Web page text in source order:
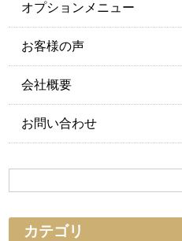
オプションメニュー
お客様の声
会社概要
お問い合わせ
カテゴリ